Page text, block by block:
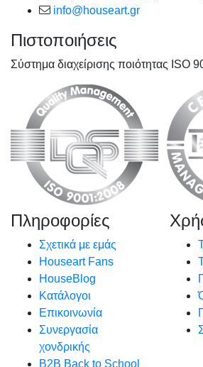
info@houseart.gr
Πιστοποιήσεις
Σύστημα διαχείρισης ποιότητας ISO
Πληροφορίες
Σχετικά με εμάς
Houseart Fans
HouseBlog
Κατάλογοι
Επικοινωνία
Συνεργασία
χονδρικής
B2B Back to School